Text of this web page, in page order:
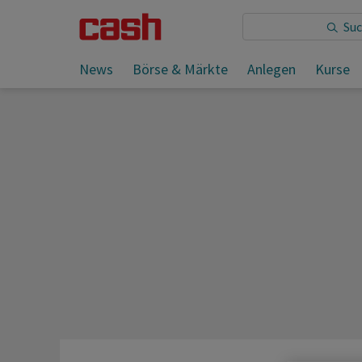
News Börse & Märkte Anlegen Kurse
Sie lesen: